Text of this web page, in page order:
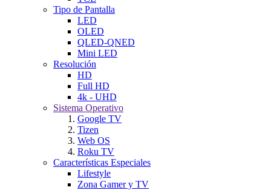
Tipo de Pantalla
LED
OLED
QLED-QNED
Mini LED
Resolución
HD
Full HD
4k - UHD
Sistema Operativo
Google TV
Tizen
Web OS
Roku TV
Características Especiales
Lifestyle
Zona Gamer y TV